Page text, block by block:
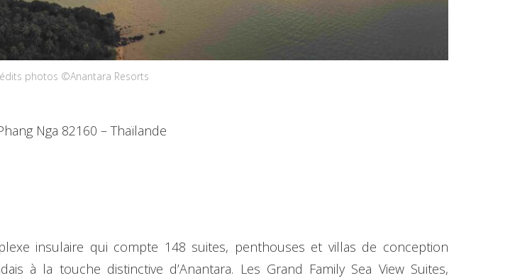
photos ©Anantara Resorts
Nga 82160 – Thaïlande
insulaire qui compte 148 suites, penthouses et villas de conception
à la touche distinctive d’Anantara. Les Grand Family Sea View Suites,